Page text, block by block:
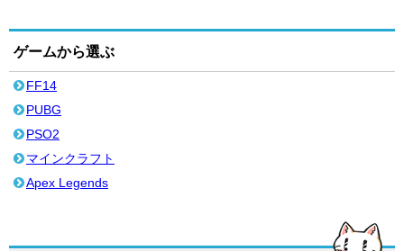
ゲームから選ぶ
FF14
PUBG
PSO2
マインクラフト
Apex Legends